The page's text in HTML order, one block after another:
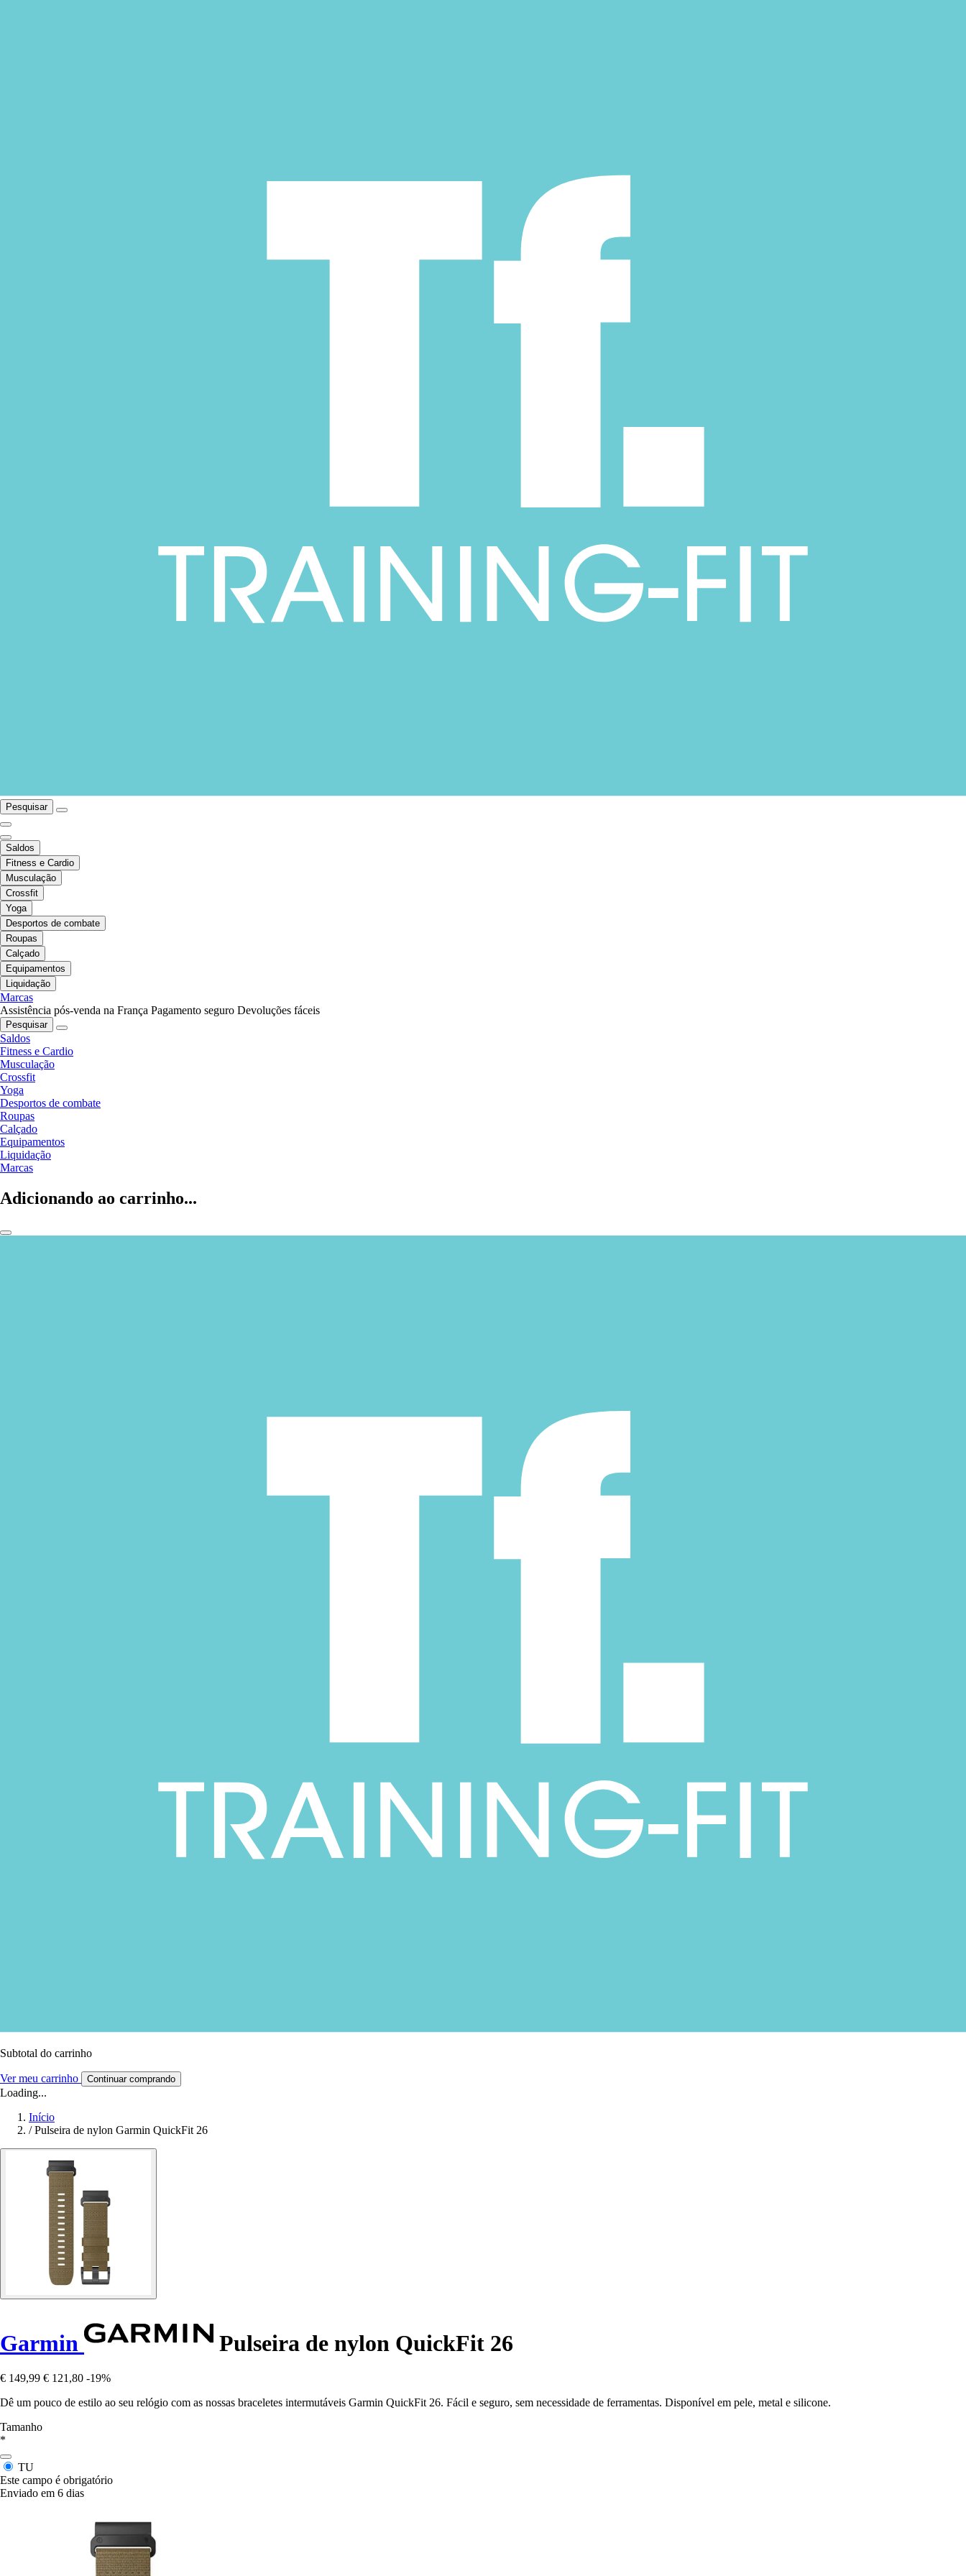
Pesquisar
Saldos
Fitness e Cardio
Musculação
Crossfit
Yoga
Desportos de combate
Roupas
Calçado
Equipamentos
Liquidação
Marcas
Assistência pós-venda na França Pagamento seguro Devoluções fáceis
Pesquisar
Saldos
Fitness e Cardio
Musculação
Crossfit
Yoga
Desportos de combate
Roupas
Calçado
Equipamentos
Liquidação
Marcas
Adicionando ao carrinho...
Subtotal do carrinho
Ver meu carrinho Continuar comprando
Loading...
Início
/ Pulseira de nylon Garmin QuickFit 26
Garmin Pulseira de nylon QuickFit 26
€ 149,99 € 121,80 -19%
Dê um pouco de estilo ao seu relógio com as nossas braceletes intermutáveis Garmin QuickFit 26. Fácil e seguro, sem necessidade de ferramentas. Disponível em pele, metal e silicone.
Tamanho
*
TU
Este campo é obrigatório
Enviado em 6 dias